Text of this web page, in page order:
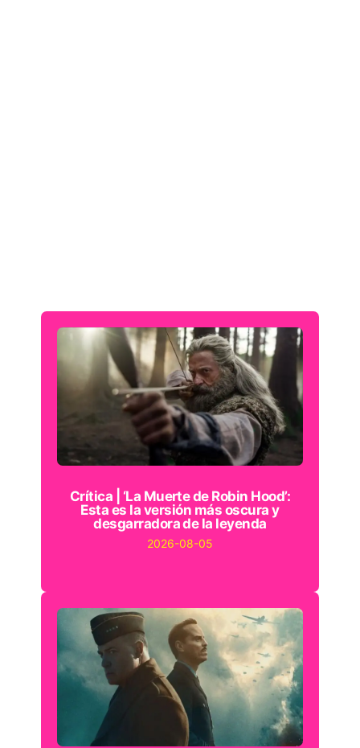
Crítica | ‘La Muerte de Robin Hood’:
Esta es la versión más oscura y
desgarradora de la leyenda
2026-08-05